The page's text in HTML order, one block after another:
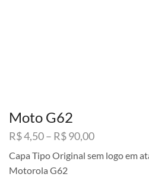
Moto G62
R$4,50– R$90,00Faixa
preço:
Capa Tipo Original sem logo em
Motorola G62